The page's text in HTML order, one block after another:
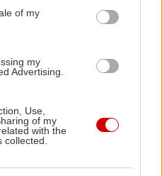
of my
my
Advertising.
Use,
of my
with the
με την ίδια ευκολία σε
μπαρ, και θα σου μιλήσει
παλαβομάρες του ίντερνετ
και άσκηση. Υπόσχεται
γίνεται byte.